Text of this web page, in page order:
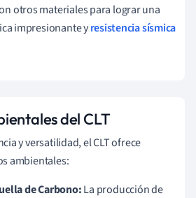
otros materiales para lograr una
impresionante yresistencia sísmica
del CLT
y versatilidad, el CLT ofrece
ambientales:
de Carbono:La producción de